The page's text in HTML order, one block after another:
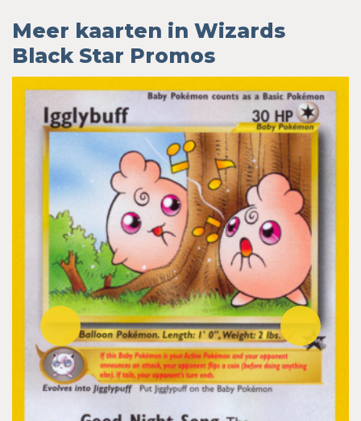
Meer kaarten in Wizards
Black Star Promos